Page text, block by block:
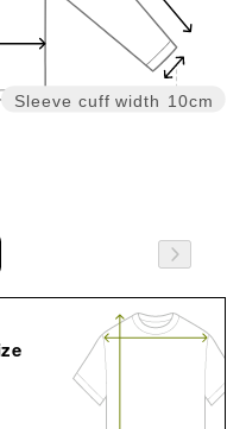
Sleeve cuff width 10cm